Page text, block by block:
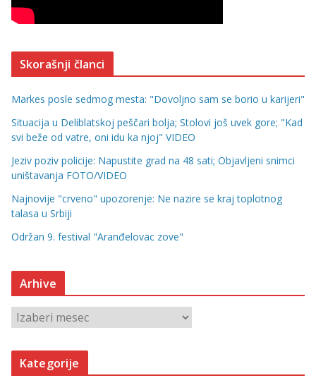
Skorašnji članci
Markes posle sedmog mesta: "Dovoljno sam se borio u karijeri"
Situacija u Deliblatskoj peščari bolja; Stolovi još uvek gore; "Kad
svi beže od vatre, oni idu ka njoj" VIDEO
Jeziv poziv policije: Napustite grad na 48 sati; Objavljeni snimci
uništavanja FOTO/VIDEO
Najnovije "crveno" upozorenje: Ne nazire se kraj toplotnog
talasa u Srbiji
Održan 9. festival "Aranđelovac zove"
Arhive
r
h
Kategorije